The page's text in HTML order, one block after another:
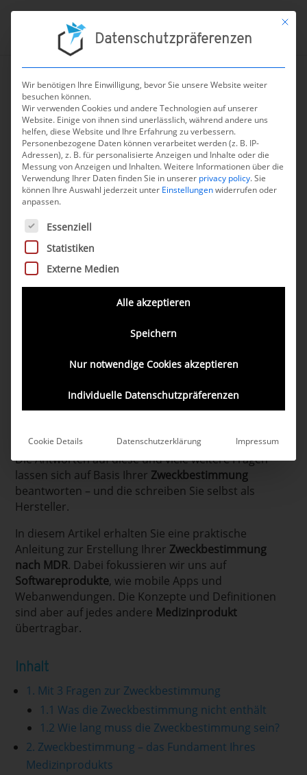
←zur Übersicht aller Fachartikel
Formulierung der
Zweckbestimmung für
(Software-)Medizinproduk
September 10, 2024
Wie entscheidet sich eigentlich, ob mein Produkt ein
Medizinproduktist? Wo fange ich an, wenn ich seine
Aussagen darf ich mein Produkt am Ende bewerben?
Die Antworten auf diese und viele weitere Fragen
lassen sich auf Basis Ihrer Zweckbestimmung
beantworten – und die schreiben Sie selbst als
Hersteller.
In diesem Artikel erhalten Sie eine praktische
Anleitung zur Erstellung Ihrer Zweckbestimmung
nach MDR. Dabei fokussieren wir uns auf
Softwareprodukte, wie mobile Apps und
Webanwendungen. Die Konzepte und Definitionen
sind aber auf jedes andere Medizinprodukt
übertragbar.
Inhalt
1. Mit 3 Fragen zur Zweckbestimmung
1.1 Was die Zweckbestimmung nicht enthält
1.2 Wie lang muss die Zweckbestimmung sein?
2. Zweckbestimmung – das Fundament Ihres
Medizinprodukts
Mit
Datenschutzpräferenzen
Wir benötigen Ihre Einwilligung, bevor Sie unsere Website weiter
besuchen können.
Wir verwenden Cookies und andere Technologien auf unserer
Website. Einige von ihnen sind unerlässlich, während andere uns
helfen, diese Website und Ihre Erfahrung zu verbessern.
Personenbezogene Daten können verarbeitet werden (z. B. IP-
Adressen), z. B. für personalisierte Anzeigen und Inhalte oder die
Messung von Anzeigen und Inhalten.Weitere Informationen über die
Verwendung Ihrer Daten finden Sie in unserer privacy policy.Sie
können Ihre Auswahl jederzeit unter Einstellungenwiderrufen oder
anpassen.
Es folgt eine Liste der Service-Gruppen, für die eine
Essenziell
Statistiken
Externe Medien
Alle akzeptieren
Speichern
Nur notwendige Cookies akzeptieren
Individuelle Datenschutzpräferenzen
Cookie Details Datenschutzerklärung Impressum